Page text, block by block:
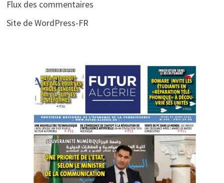
Flux des commentaires
Site de WordPress-FR